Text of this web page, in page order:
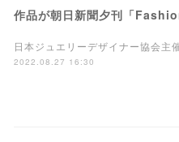
作品が朝日新聞夕刊「
日本ジュエリーデザイナー協会主
2022.08.27 16:30